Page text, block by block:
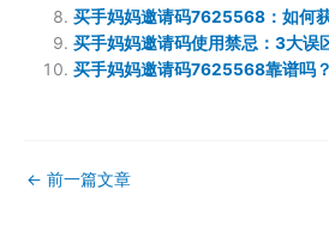
买手妈妈邀请码7625568：如何
买手妈妈邀请码使用禁忌：3大误
买手妈妈邀请码7625568靠谱吗
← 前一篇文章